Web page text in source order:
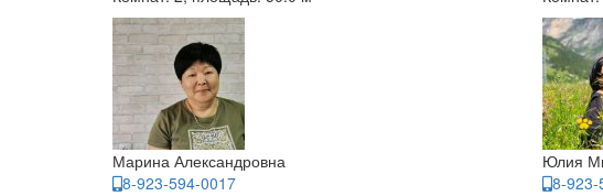
Марина Александровна
8-923-594-0017
Юлия
8-923-